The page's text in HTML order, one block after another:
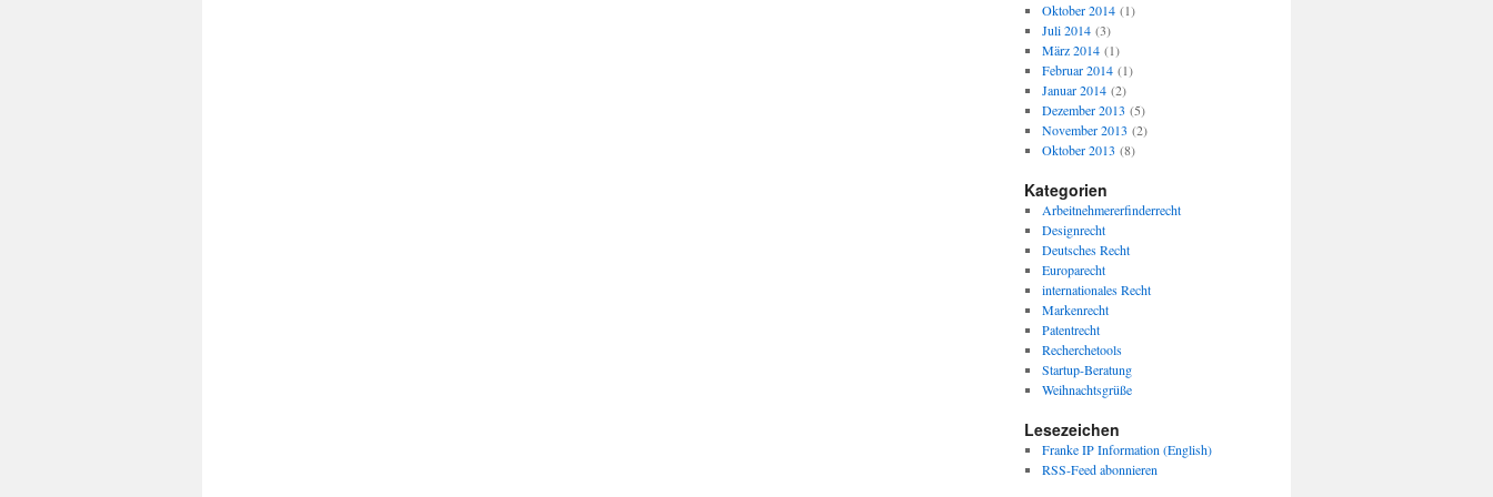
Oktober 2014(1)
Juli 2014(3)
März 2014(1)
Februar 2014(1)
Januar 2014(2)
Dezember 2013 (5)
November 2013 (2)
Oktober 2013 (8)
Kategorien
Arbeitnehmererfinderrecht
Designrecht
Deutsches Recht
Europarecht
internationales Recht
Markenrecht
Patentrecht
Recherchetools
Startup-Beratung
Weihnachtsgrüße
Lesezeichen
Franke IP Information (English)
RSS-Feed abonnieren